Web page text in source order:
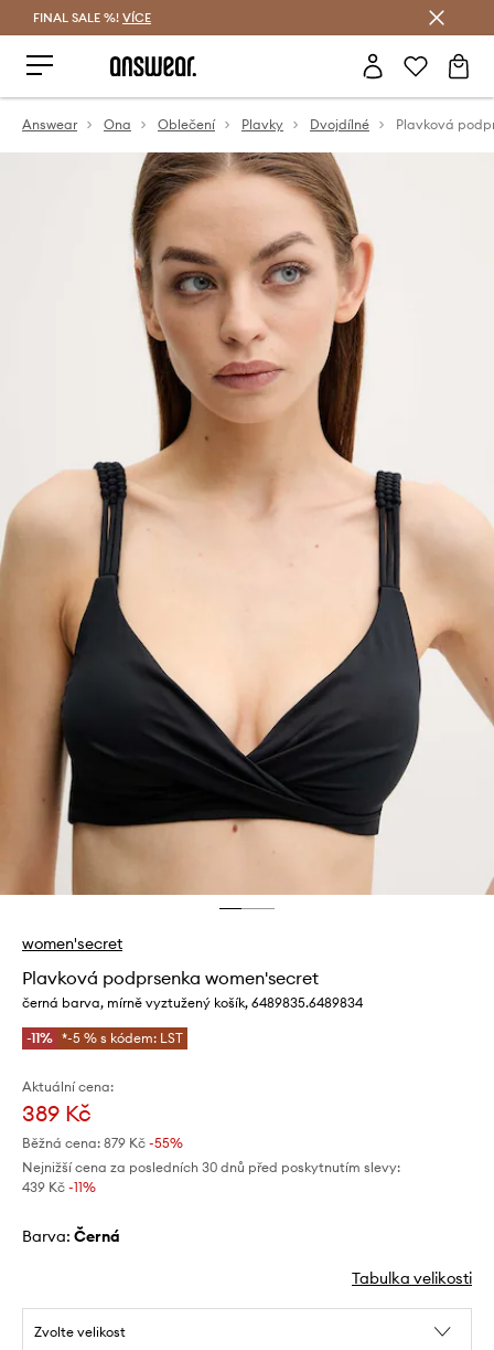
FINAL SALE %! VÍCE
Answear Ona Oblečení Plavky Dvojdílné
women'secret
Plavková podprsenka women'secret
černá barva, mírně vyztužený košík, 6489835.6489834
-11% *-5 % s kódem: LST
Aktuální cena:
389 Kč
Běžná cena: 879 Kč -55%
Nejnižší cena za posledních 30 dnů před poskytnutím slevy:
439 Kč -11%
Barva: černá
Tabulka velikosti
Zvolte velikost